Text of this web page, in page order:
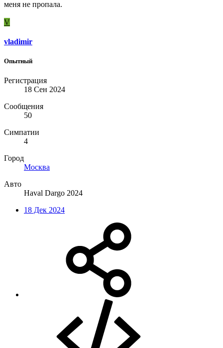
меня не пропала.
V
vladimir
Опытный
Регистрация
18 Сен 2024
Сообщения
50
Симпатии
4
Город
Москва
Авто
Нaval Dargo 2024
18 Дек 2024